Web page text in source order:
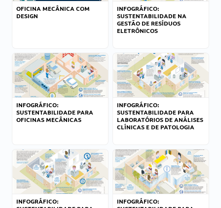
OFICINA MECÂNICA COM
DESIGN
INFOGRÁFICO:
SUSTENTABILIDADE NA
GESTÃO DE RESÍDUOS
ELETRÔNICOS
INFOGRÁFICO:
SUSTENTABILIDADE PARA
OFICINAS MECÂNICAS
INFOGRÁFICO:
SUSTENTABILIDADE PARA
LABORATÓRIOS DE ANÁLISES
CLÍNICAS E DE PATOLOGIA
INFOGRÁFICO:
INFOGRÁFICO: